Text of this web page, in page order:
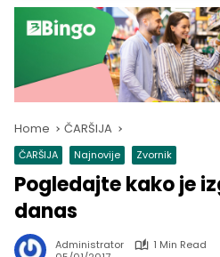
Home ČARŠIJA
ČARŠIJA Najnovije Zvornik
Pogledajte kako je
danas
Administrator
1 Min Read